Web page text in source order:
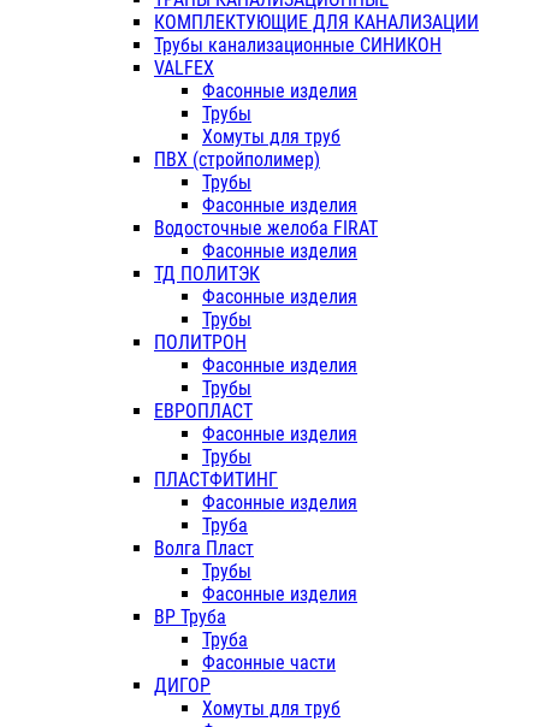
КОМПЛЕКТУЮЩИЕ ДЛЯ КАНАЛИЗАЦИИ
Трубы канализационные СИНИКОН
VALFEX
Фасонные изделия
Трубы
Хомуты для труб
ПВХ (стройполимер)
Трубы
Фасонные изделия
Водосточные желоба FIRAT
Фасонные изделия
ТД ПОЛИТЭК
Фасонные изделия
Трубы
ПОЛИТРОН
Фасонные изделия
Трубы
ЕВРОПЛАСТ
Фасонные изделия
Трубы
ПЛАСТФИТИНГ
Фасонные изделия
Труба
Волга Пласт
Трубы
Фасонные изделия
ВР Труба
Труба
Фасонные части
ДИГОР
Хомуты для труб